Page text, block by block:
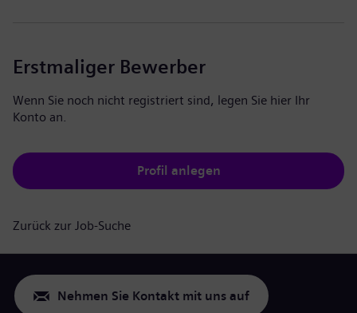
Erstmaliger Bewerber
Wenn Sie noch nicht registriert sind, legen Sie hier Ihr
Konto an.
Profil anlegen
Zurück zur Job-Suche
Nehmen Sie Kontakt mit uns auf